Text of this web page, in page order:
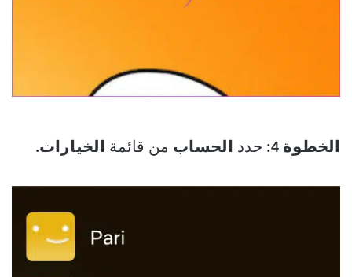
الخطوة 4: حدد الحساب من قائمة الخيارات.